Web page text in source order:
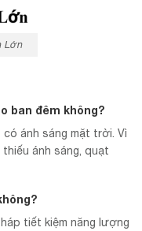
Lớn
ban đêm không?
ánh sáng mặt trời. Vì
ánh sáng, quạt
tiết kiệm năng lượng